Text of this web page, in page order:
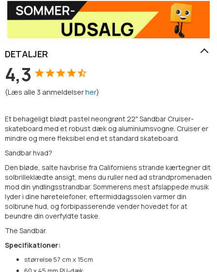
DETALJER
4,3
(Læs alle 3anmeldelserher)
Et behageligt blødt pastel neongrønt 22" Sandbar Cruiser-
skateboard med et robust dæk og aluminiumsvogne. Cruiser er
mindre og mere fleksibel end et standard skateboard.
Sandbar hvad?
Den bløde, salte havbrise fra Californiens strande kærtegner dit
solbrilleklædte ansigt, mens du ruller ned ad strandpromenaden
mod din yndlingsstrandbar. Sommerens mest afslappede musik
lyder i dine høretelefoner, eftermiddagssolen varmer din
solbrune hud, og forbipasserende vender hovedet for at
beundre din overfyldte taske.
The Sandbar.
Specifikationer:
størrelse 57 cm x 15cm